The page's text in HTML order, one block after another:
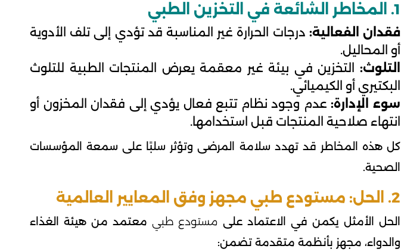
1. المخاطر الشائعة في التخزين الطبي
فقدان الفعالية: درجات الحرارة غير المناسبة قد تؤدي إلى تلف الأدوية
أو المحاليل.
التلوث: التخزين في بيئة غير معقمة يعرض المنتجات الطبية للتلوث
البكتيري أو الكيميائي.
سوء الإدارة:عدم وجود نظام تتبع فعال يؤدي إلى فقدان المخزون أو
انتهاء صلاحية المنتجات قبل استخدامها.
كل هذه المخاطر قد تهدد سلامة المرضى وتؤثر سلبًا على سمعة المؤسسات
الصحية.
2. الحل: مستودع طبي مجهز وفق المعايير العالمية
الحل الأمثل يكمن في الاعتماد على مستودع طبيمعتمد من هيئة الغذاء
والدواء، مجهز بأنظمة متقدمة تضمن: